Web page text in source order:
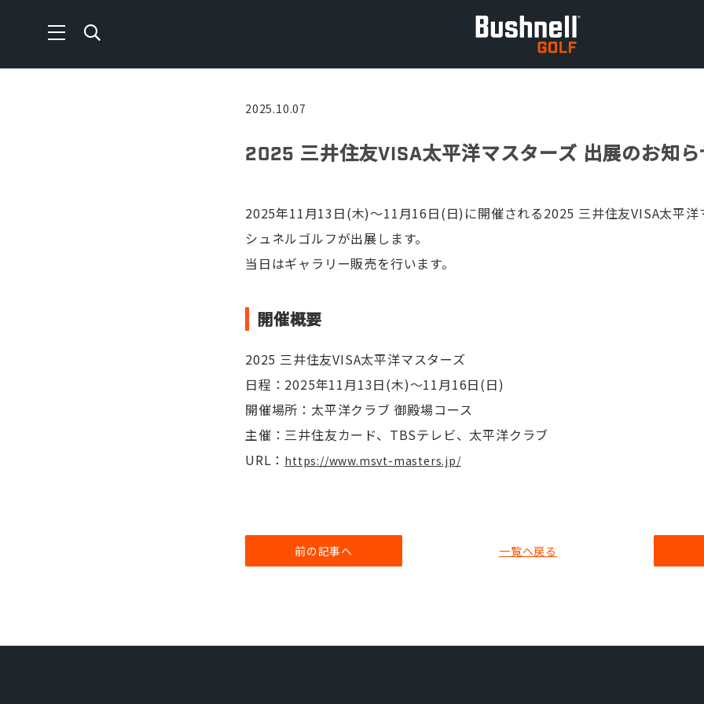
2025.10.07
2025 三井住友VISA太平洋マスターズ 出展のお知ら
2025年11月13日(木)〜11月16日(日)に開催される2025 三井住友VISA太平洋
シュネルゴルフが出展します。
当日はギャラリー販売を行います。
開催概要
2025 三井住友VISA太平洋マスターズ
日程：2025年11月13日(木)〜11月16日(日)
開催場所：太平洋クラブ 御殿場コース
主催：三井住友カード、TBSテレビ、太平洋クラブ
URL： https://www.msvt-masters.jp/
前の記事へ 一覧へ戻る